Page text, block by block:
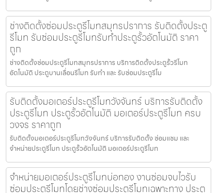
ช่างติดตั้งซ่อมประตูรีโมทสมุทรปราการ รับติดตั้งประตู
รีโมท รับซ่อมประตูรีโมทรับทำประตูรั้วอัตโนมัติ ราคา
ถูก
ช่างติดตั้งซ่อมประตูรีโมทสมุทรปราการ บริการติดตั้งประตูรั้วรีโมท
อัตโนมัติ ประตูบานเลื่อนรีโมท รับทำ และ รับซ่อมประตูรีโม
รับติดตั้งมอเตอร์ประตูรีโมทวังจันทร์ บริการรับติดตั้ง
ประตูรีโมท ประตูรั้วอัตโนมัติ มอเตอร์ประตูรีโมท ครบ
วงจร ราคาถูก
รับติดตั้งมอเตอร์ประตูรีโมทวังจันทร์ บริการรับติดตั้ง ซ่อมแซม และ
จำหน่ายประตูรีโมท ประตูรั้วอัตโนมัติ มอเตอร์ประตูรีโมท
จำหน่ายมอเตอร์ประตูรีโมทบ่อทอง งานซ่อมจบไวรับ
ซ่อมประตูรีโมทโดยช่างซ่อมประตูรีโมทเฉพาะทาง ประตู